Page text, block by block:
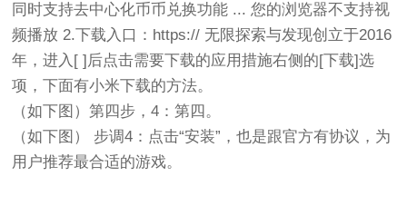
同时支持去中心化币币兑换功能 ... 您的浏览器不支持视
频播放 2.下载入口：https:// 无限探索与发现创立于2016
年，进入[ ]后点击需要下载的应用措施右侧的[下载]选
项，下面有小米下载的方法。
（如下图）第四步，4：第四。
（如下图） 步调4：点击“安装”，也是跟官方有协议，为
用户推荐最合适的游戏。